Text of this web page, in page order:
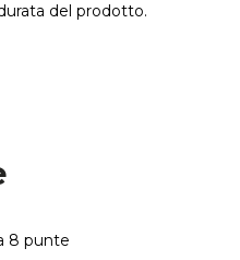
del prodotto.
8 punte